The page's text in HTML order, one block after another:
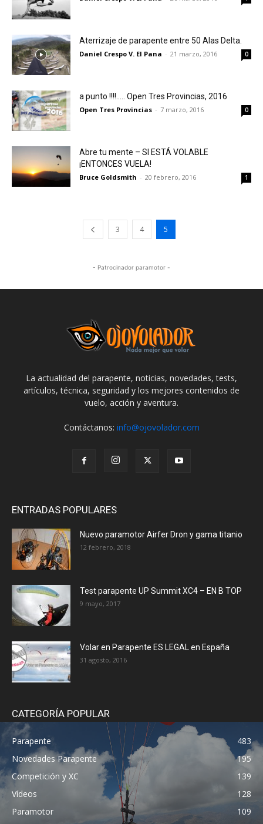
Aterrizaje de parapente entre 50 Alas Delta.
Daniel Crespo V. El Pana - 21 marzo, 2016 0
a punto !!!!….. Open Tres Provincias, 2016
Open Tres Provincias - 7 marzo, 2016 0
Abre tu mente – SI ESTÁ VOLABLE
¡ENTONCES VUELA!
Bruce Goldsmith - 20 febrero, 2016 1
3 4 5
- Patrocinador paramotor -
La actualidad del parapente, noticias, novedades, tests,
artículos, técnica, seguridad y los mejores contenidos de
vuelo, acción y aventura.
Contáctanos: info@ojovolador.com
ENTRADAS POPULARES
Nuevo paramotor Airfer Dron y gama titanio
12 febrero, 2018
Test parapente UP Summit XC4 – EN B TOP
9 mayo, 2017
Volar en Parapente ES LEGAL en España
31 agosto, 2016
CATEGORÍA POPULAR
Parapente
483
Novedades Parapente
195
Competición y XC
139
Vídeos
128
Paramotor
109